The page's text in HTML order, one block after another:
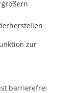
zur
barrierefrei